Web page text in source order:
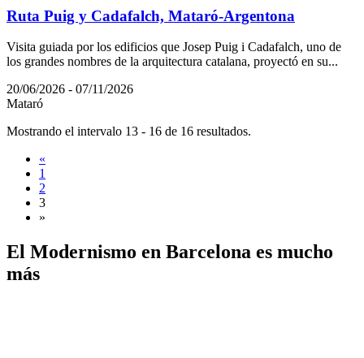
Ruta Puig y Cadafalch, Mataró-Argentona
Visita guiada por los edificios que Josep Puig i Cadafalch, uno de
los grandes nombres de la arquitectura catalana, proyectó en su...
20/06/2026 - 07/11/2026
Mataró
Mostrando el intervalo 13 - 16 de 16 resultados.
«
1
2
3
»
El Modernismo en Barcelona es mucho
más